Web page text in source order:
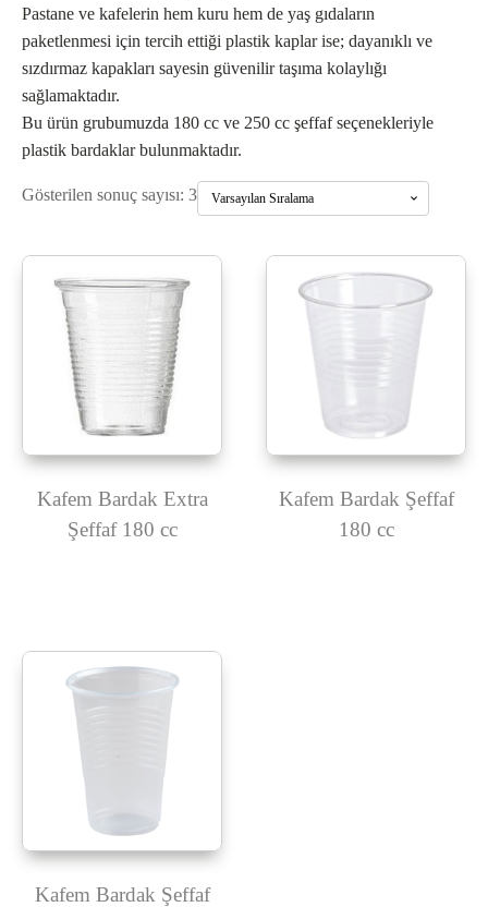
Pastane ve kafelerin hem kuru hem de yaş gıdaların
paketlenmesi için tercih ettiği plastik kaplar ise; dayanıklı ve
sızdırmaz kapakları sayesin güvenilir taşıma kolaylığı
sağlamaktadır.
Bu ürün grubumuzda 180 cc ve 250 cc şeffaf seçenekleriyle
plastik bardaklar bulunmaktadır.
Gösterilen sonuç sayısı: 3
Kafem Bardak Extra
Şeffaf 180 cc
Kafem Bardak Şeffaf
180 cc
Kafem Bardak Şeffaf